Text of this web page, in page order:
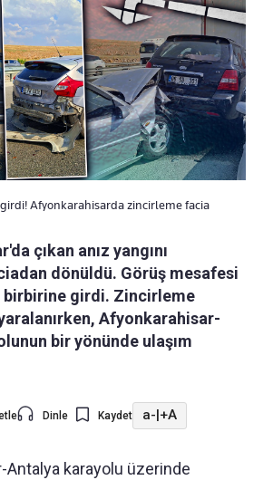
Afyonkarahisarda zincirleme facia
çıkan anız yangını
dönüldü. Görüş mesafesi
birbirine girdi. Zincirleme
Afyonkarahisar-
bir yönünde ulaşım
Dinle Kaydet a-|+A
Antalya karayolu üzerinde